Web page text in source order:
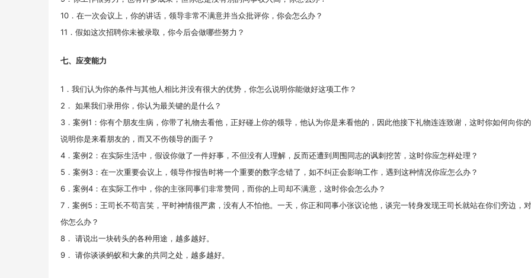
10．在一次会议上，你的讲话，领导非常不满意并当众批评你，你会怎么办？
11．假如这次招聘你未被录取，你今后会做哪些努力？
七、应变能力
1．我们认为你的条件与其他人相比并没有很大的优势，你怎么说明你能做好这项工作？
2． 如果我们录用你，你认为最关键的是什么？
3．案例1：你有个朋友生病，你带了礼物去看他，正好碰上你的领导，他认为你是来看他的，因此他接下礼物连连致谢，这时你如何向你
说明你是来看朋友的，而又不伤领导的面子？
4．案例2：在实际生活中，假设你做了一件好事，不但没有人理解，反而还遭到周围同志的讽刺挖苦，这时你应怎样处理？
5．案例3：在一次重要会议上，领导作报告时将一个重要的数字念错了，如不纠正会影响工作，遇到这种情况你应怎么办？
6．案例4：在实际工作中，你的主张同事们非常赞同，而你的上司却不满意，这时你会怎么办？
7．案例5：王司长不苟言笑，平时神情很严肃，没有人不怕他。一天，你正和同事小张议论他，谈完一转身发现王司长就站在你们旁边，
你怎么办？
8． 请说出一块砖头的各种用途，越多越好。
9． 请你谈谈蚂蚁和大象的共同之处，越多越好。